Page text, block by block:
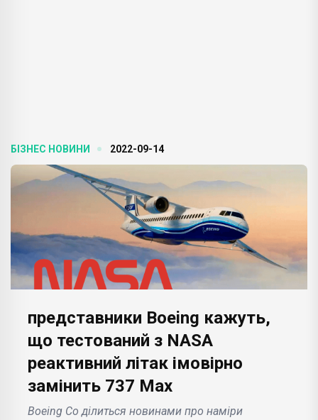
БІЗНЕС НОВИНИ 2022-09-14
представники Boeing кажуть,
що тестований з NASA
реактивний літак імовірно
замінить 737 Max
Boeing Co ділиться новинами про наміри